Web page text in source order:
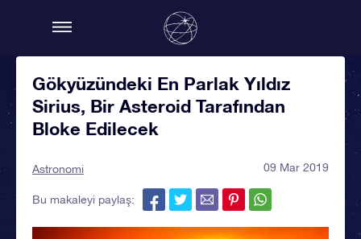
Gökyüzündeki En Parlak Yıldız
Sirius, Bir Asteroid Tarafından
Bloke Edilecek
Astronomi 09 Mar 2019
Bu makaleyi paylaş: